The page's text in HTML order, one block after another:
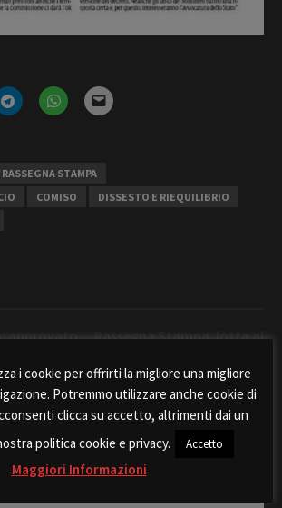
RASSEGNA STAMPA
COMISO
DISSESTO E RIEQUILIBRIO
approvato
Rassegna Stampa: lotta al
i cookie per offrirti la migliore una migliore
Potremmo utilizzare anche cookie di
clicca su accetto, altrimenti dai un
politica cookie e privacy.
Accetto
Maggiori Informazioni